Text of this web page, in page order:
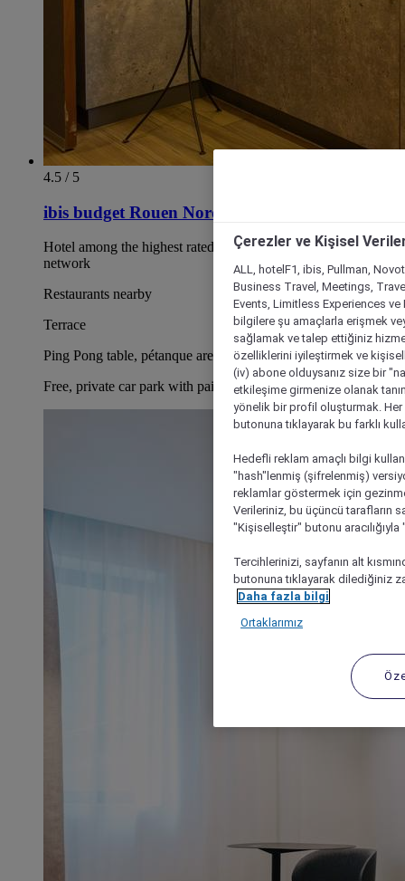
4.5 / 5
ibis budget Rouen Nord Isneauville
Hotel among the highest rated hospitality in the Ibis Budget
network
Restaurants nearby
Terrace
Ping Pong table, pétanque area and sunny terrace.
Free, private car park with paid EV charging stations
Çerezler ve Kişisel
ALL, hotelF1, ibis, Pullman,
Business Travel, Meetings,
Events, Limitless Experiences
bilgilere şu amaçlarla erişmek
sağlamak ve talep ettiğiniz
özelliklerini iyileştirmek ve
(iv) abone olduysanız size bir
etkileşime girmenize olanak
yönelik bir profil oluşturmak.
butonuna tıklayarak bu farklı
Hedefli reklam amaçlı bilgi
"hash"lenmiş (şifrelenmiş)
reklamlar göstermek için
Verileriniz, bu üçüncü tarafların
"Kişiselleştir" butonu
Tercihlerinizi, sayfanın alt
butonuna tıklayarak dilediğiniz
Daha fazla bilgi
Ortaklarımız